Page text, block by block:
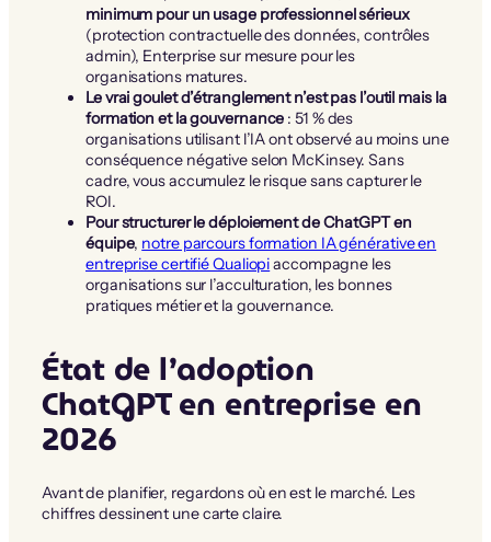
minimum pour un usage professionnel sérieux
(protection contractuelle des données, contrôles
admin), Enterprise sur mesure pour les
organisations matures.
Le vrai goulet d’étranglement n’est pas l’outil mais la
formation et la gouvernance : 51 % des
organisations utilisant l’IA ont observé au moins une
conséquence négative selon McKinsey. Sans
cadre, vous accumulez le risque sans capturer le
ROI.
Pour structurer le déploiement de ChatGPT en
équipe, notre parcours formation IA générative en
entreprise certifié Qualiopiaccompagne les
organisations sur l’acculturation, les bonnes
pratiques métier et la gouvernance.
État de l’adoption
ChatGPT en entreprise en
2026
Avant de planifier, regardons où en est le marché. Les
chiffres dessinent une carte claire.